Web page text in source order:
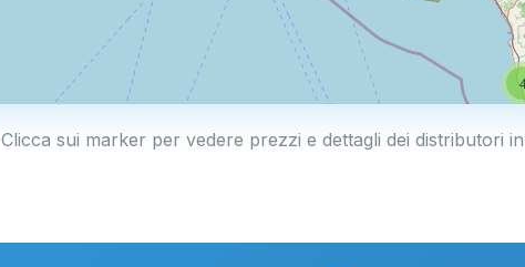
Clicca sui marker per vedere prezzi e dettagli dei distributori